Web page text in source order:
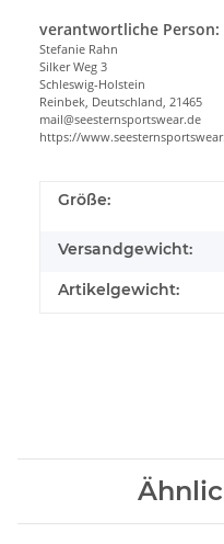
verantwortliche Person:
Stefanie Rahn
Silker Weg 3
Schleswig-Holstein
Reinbek, Deutschland, 21465
mail@seesternsportswear.de
https://
Größe:
Versandgewicht:
Artikelgewicht: